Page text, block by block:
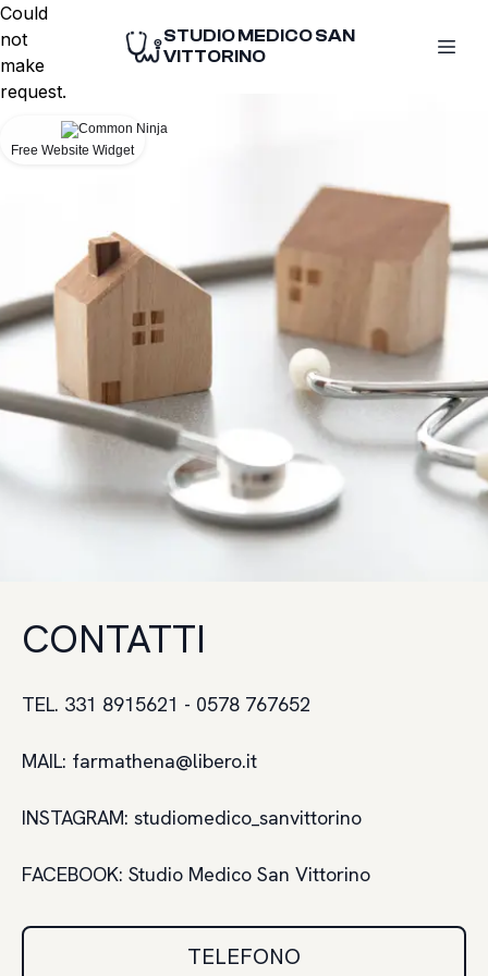
STUDIO MEDICO SAN
VITTORINO
CONTATTI
TEL. 331 8915621 - 0578 767652
MAIL: farmathena@libero.it
INSTAGRAM: studiomedico_sanvittorino
FACEBOOK: Studio Medico San Vittorino
TELEFONO
Could
not
make
request.
Free Website Widget